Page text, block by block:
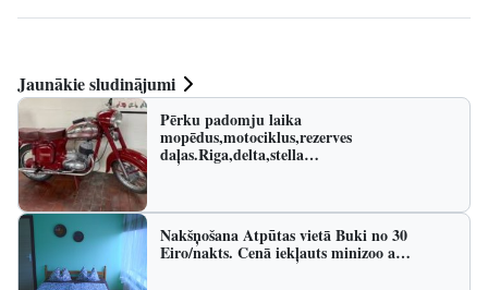
Jaunākie sludinājumi
Pērku padomju laika
mopēdus,motociklus,rezerves
daļas.Riga,delta,stella…
Nakšņošana Atpūtas vietā Buki no 30
Eiro/nakts. Cenā iekļauts minizoo a…